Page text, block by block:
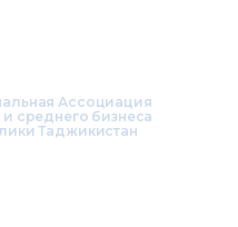
Ассоциация
среднего бизнеса
Таджикистан